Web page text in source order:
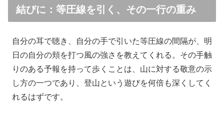
結びに：等圧線を引く、その一行の重み
自分の耳で聴き、自分の手で引いた等圧線の間隔が、明
日の自分の頬を打つ風の強さを教えてくれる。その手触
りのある予報を持って歩くことは、山に対する敬意の示
し方の一つであり、登山という遊びを何倍も深くしてく
れるはずです。